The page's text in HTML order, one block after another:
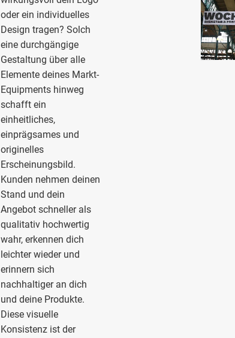
oder ein individuelles
Design tragen? Solch
eine durchgängige
Gestaltung über alle
Elemente deines Markt-
Equipments hinweg
schafft ein
einheitliches,
einprägsames und
originelles
Erscheinungsbild.
Kunden nehmen deinen
Stand und dein
Angebot schneller als
qualitativ hochwertig
wahr, erkennen dich
leichter wieder und
erinnern sich
nachhaltiger an dich
und deine Produkte.
Diese visuelle
Konsistenz ist der